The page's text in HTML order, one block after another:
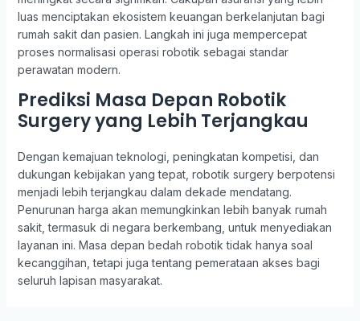
luas menciptakan ekosistem keuangan berkelanjutan bagi
rumah sakit dan pasien. Langkah ini juga mempercepat
proses normalisasi operasi robotik sebagai standar
perawatan modern.
Prediksi Masa Depan Robotik
Surgery yang Lebih Terjangkau
Dengan kemajuan teknologi, peningkatan kompetisi, dan
dukungan kebijakan yang tepat, robotik surgery berpotensi
menjadi lebih terjangkau dalam dekade mendatang.
Penurunan harga akan memungkinkan lebih banyak rumah
sakit, termasuk di negara berkembang, untuk menyediakan
layanan ini. Masa depan bedah robotik tidak hanya soal
kecanggihan, tetapi juga tentang pemerataan akses bagi
seluruh lapisan masyarakat.